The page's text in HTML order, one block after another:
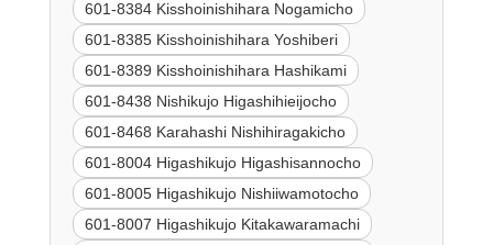
601-8384 Kisshoinishihara Nogamicho
601-8385 Kisshoinishihara Yoshiberi
601-8389 Kisshoinishihara Hashikami
601-8438 Nishikujo Higashihieijocho
601-8468 Karahashi Nishihiragakicho
601-8004 Higashikujo Higashisannocho
601-8005 Higashikujo Nishiiwamotocho
601-8007 Higashikujo Kitakawaramachi